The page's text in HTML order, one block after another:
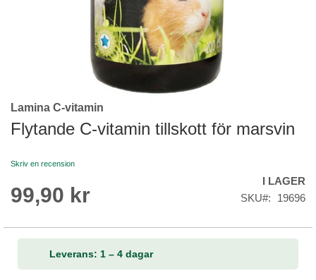
Skip
to
the
of
images
Lamina C-vitamin
Flytande C-vitamin tillskott för marsvin
Skriv en recension
99,90 kr
I LAGER
SKU
19696
Leverans: 1 – 4 dagar